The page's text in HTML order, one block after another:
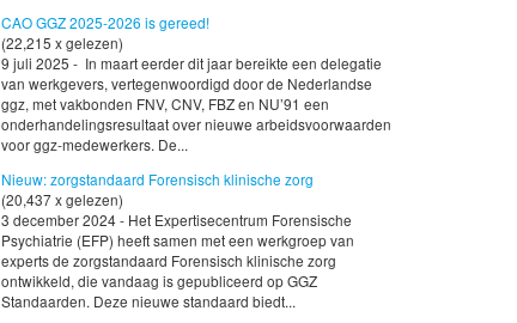
CAO GGZ 2025-2026 is gereed!
(22,215 x gelezen)
9 juli 2025 - In maart eerder dit jaar bereikte een delegatie
van werkgevers, vertegenwoordigd door de Nederlandse
ggz, met vakbonden FNV, CNV, FBZ en NU’91 een
onderhandelingsresultaat over nieuwe arbeidsvoorwaarden
voor ggz-medewerkers. De...
Nieuw: zorgstandaard Forensisch klinische zorg
(20,437 x gelezen)
3 december 2024 - Het Expertisecentrum Forensische
Psychiatrie (EFP) heeft samen met een werkgroep van
experts de zorgstandaard Forensisch klinische zorg
ontwikkeld, die vandaag is gepubliceerd op GGZ
Standaarden. Deze nieuwe standaard biedt...